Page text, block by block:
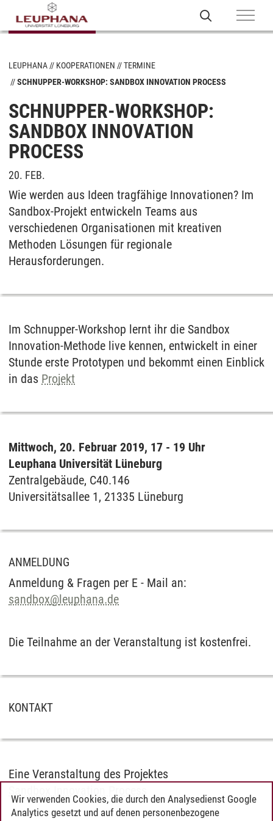
LEUPHANA KOOPERATIONEN
TERMINE
SCHNUPPER-WORKSHOP: SANDBOX INNOVATION PROCESS
SCHNUPPER-WORKSHOP:
SANDBOX INNOVATION
PROCESS
20. FEB.
Wie werden aus Ideen tragfähige Innovationen? Im
Sandbox-Projekt entwickeln Teams aus
verschiedenen Organisationen mit kreativen
Methoden Lösungen für regionale
Herausforderungen.
Im Schnupper-Workshop lernt ihr die Sandbox
Innovation-Methode live kennen, entwickelt in einer
Stunde erste Prototypen und bekommt einen Einblick
in das Projekt
Mittwoch, 20. Februar 2019, 17 - 19 Uhr
Leuphana Universität Lüneburg
Zentralgebäude, C40.146
Universitätsallee 1, 21335 Lüneburg
ANMELDUNG
Anmeldung & Fragen per E - Mail an:
sandbox@leuphana.de
Die Teilnahme an der Veranstaltung ist kostenfrei.
KONTAKT
Eine Veranstaltung des Projektes
Wir verwenden Cookies, die durch den Analysedienst Google
Analytics gesetzt und auf denen personenbezogene